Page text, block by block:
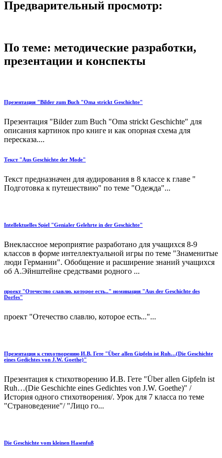
Предварительный просмотр:
По теме: методические разработки,
презентации и конспекты
Презентация "Bilder zum Buch "Oma strickt Geschichte"
Презентация "Bilder zum Buch "Oma strickt Geschichte" для
описания картинок про книге и как опорная схема для
пересказа....
Текст "Aus Geschichte der Mode"
Текст предназначен для аудирования в 8 классе к главе "
Подготовка к путешествию" по теме "Одежда"...
Intellektuelles Spiel "Genialer Gelehrte in der Geschichte"
Внеклассное мероприятие разработано для учащихся 8-9
классов в форме интеллектуальной игры по теме "Знаменитые
люди Германии". Обобщение и расширение знаний учащихся
об А.Эйнштейне средствами родного ...
проект "Отечество славлю. которое есть.." номинация "Aus der Geschichte des
Dorfes"
проект "Отечество славлю, которое есть..."...
Презентация к стихотворению И.В. Гете "Über allen Gipfeln ist Ruh…(Die Geschichte
eines Gedichtes von J.W. Goethe)"
Презентация к стихотворению И.В. Гете "Über allen Gipfeln ist
Ruh…(Die Geschichte eines Gedichtes von J.W. Goethe)" /
История одного стихотворения/. Урок для 7 класса по теме
"Страноведение"/ "Лицо го...
Die Geschichte vom kleinen Hasenfuß